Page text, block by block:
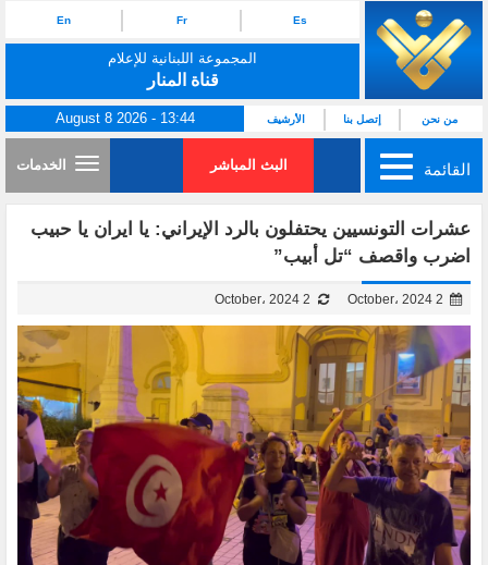
Es
Fr
En
المجموعة اللبنانية للإعلام
قناة المنار
من نحن إتصل بنا الأرشيف August 8 2026 - 13:44
القائمة البث المباشر الخدمات
عشرات التونسيين يحتفلون بالرد الإيراني: يا ايران يا حبيب
اضرب واقصف “تل أبيب”